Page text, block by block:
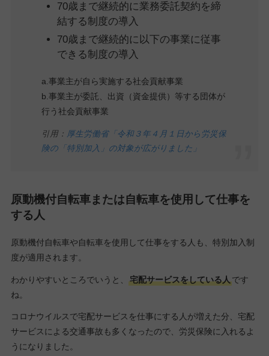
70歳まで継続的に業務委託契約を締
結する制度の導入
70歳まで継続的に以下の事業に従事
できる制度の導入
a.事業主が自ら実施する社会貢献事業
b.事業主が委託、出資（資金提供）等する団体が
行う社会貢献事業
引用： 厚生労働省「令和３年４月１日から労災保
険の「特別加入」の対象が広がりました」
原動機付自転車または自転車を使用して仕事を
する人
原動機付自転車や自転車を使用して仕事をする人も、特別加入制
度が適用されます。
わかりやすいところでいうと、 宅配サービスをしている人です
ね。
コロナウイルスで宅配サービスを仕事にする人が増えた分、宅配
サービスによる交通事故も多くなったので、労災保険に入れるよ
うになりました。